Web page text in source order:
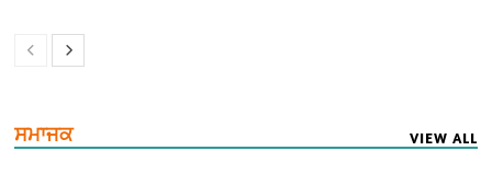
ਸਮਾਜਕ VIEW ALL